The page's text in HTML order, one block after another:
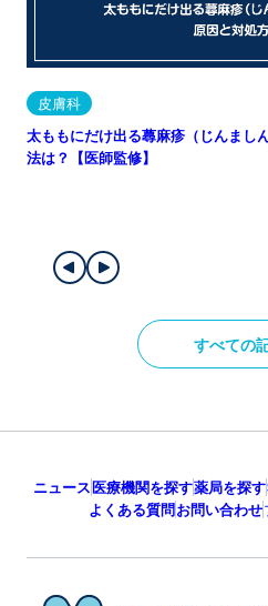
皮膚科
太ももにだけ出る蕁麻疹（じんまし
法は？【医師監修】
すべての
ニュース医療機関を探す薬局を探す
よくある質問お問い合わせ